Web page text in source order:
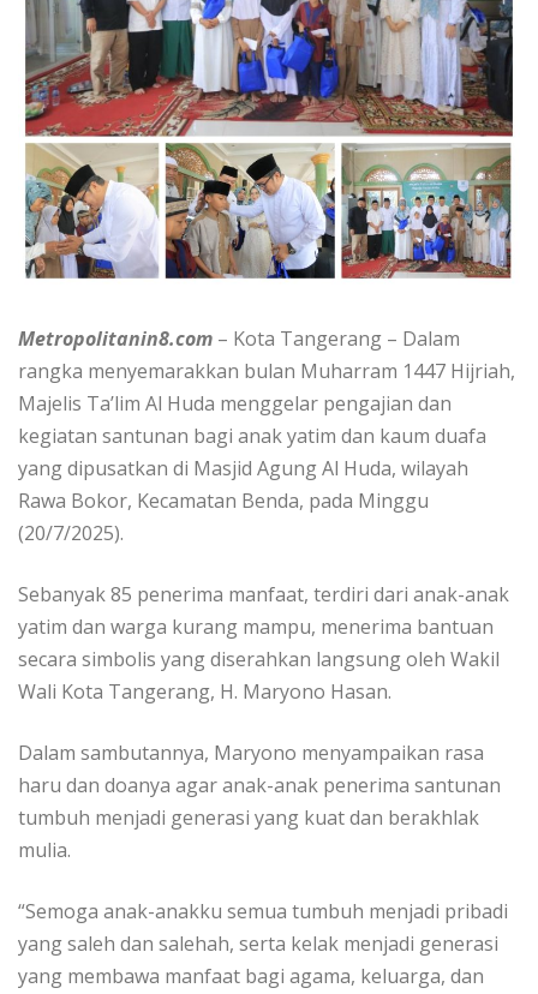
Metropolitanin8.com – Kota Tangerang – Dalam
rangka menyemarakkan bulan Muharram 1447 Hijriah,
Majelis Ta’lim Al Huda menggelar pengajian dan
kegiatan santunan bagi anak yatim dan kaum duafa
yang dipusatkan di Masjid Agung Al Huda, wilayah
Rawa Bokor, Kecamatan Benda, pada Minggu
(20/7/2025).
Sebanyak 85 penerima manfaat, terdiri dari anak-anak
yatim dan warga kurang mampu, menerima bantuan
secara simbolis yang diserahkan langsung oleh Wakil
Wali Kota Tangerang, H. Maryono Hasan.
Dalam sambutannya, Maryono menyampaikan rasa
haru dan doanya agar anak-anak penerima santunan
tumbuh menjadi generasi yang kuat dan berakhlak
mulia.
“Semoga anak-anakku semua tumbuh menjadi pribadi
yang saleh dan salehah, serta kelak menjadi generasi
yang membawa manfaat bagi agama, keluarga, dan